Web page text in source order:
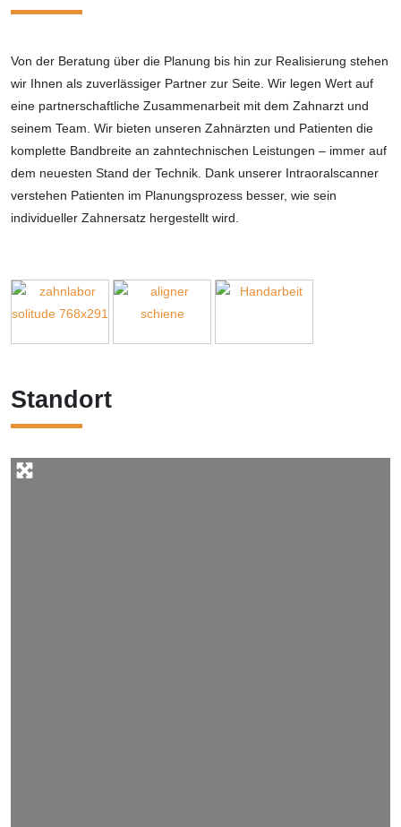
Von der Beratung über die Planung bis hin zur Realisierung stehen
wir Ihnen als zuverlässiger Partner zur Seite. Wir legen Wert auf
eine partnerschaftliche Zusammenarbeit mit dem Zahnarzt und
seinem Team. Wir bieten unseren Zahnärzten und Patienten die
komplette Bandbreite an zahntechnischen Leistungen – immer auf
dem neuesten Stand der Technik. Dank unserer Intraoralscanner
verstehen Patienten im Planungsprozess besser, wie sein
individueller Zahnersatz hergestellt wird.
Standort